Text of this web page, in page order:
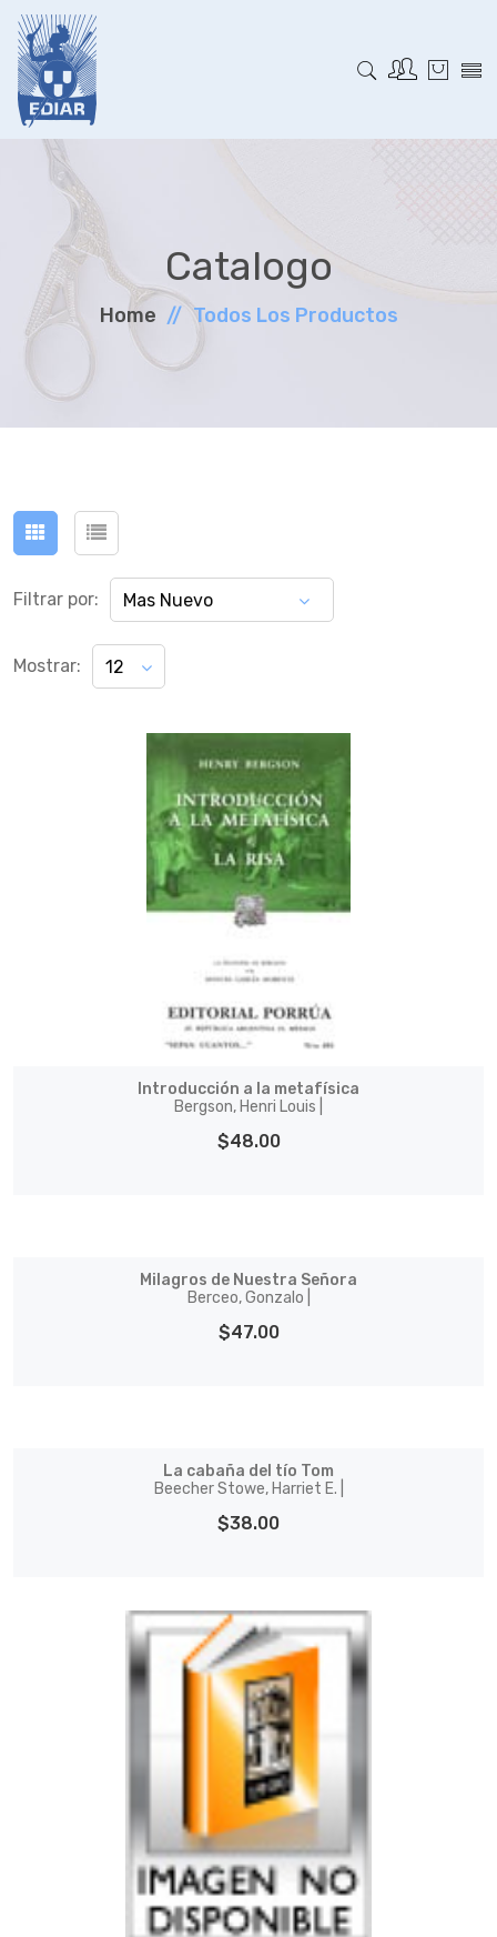
Catalogo
Home Todos Los Productos
Filtrar por: Mas Nuevo
Mostrar: 12
Introducción a la metafísica
Bergson, Henri Louis |
$48.00
Milagros de Nuestra Señora
Berceo, Gonzalo |
$47.00
La cabaña del tío Tom
Beecher Stowe, Harriet E. |
$38.00